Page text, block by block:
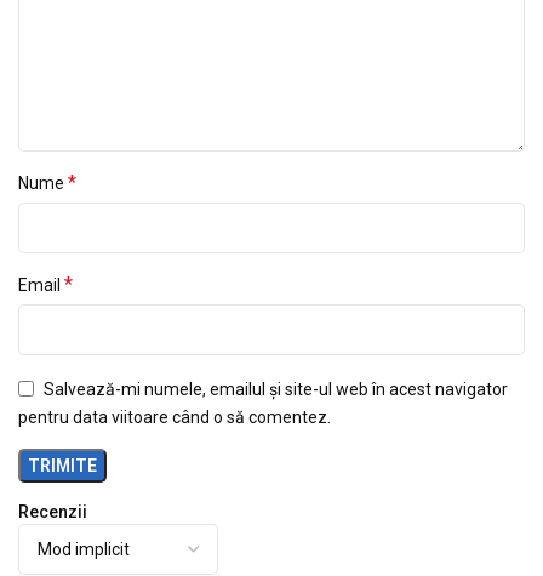
Recenzii
Nume *
Email *
Salvează-mi numele, emailul și site-ul web în acest navigator
pentru data viitoare când o să comentez.